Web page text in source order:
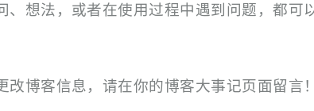
、想法，或者在使用过程中遇到问题，都可
博客信息，请在你的博客大事记页面留言！